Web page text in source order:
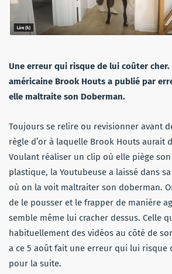
Une erreur qui risque de lui coûter cher.
américaine Brook Houts a publié par
elle maltraite son Doberman.
Toujours se relire ou revisionner avant
règle d’or à laquelle Brook Houts aurait
Voulant réaliser un clip où elle piège
plastique, la Youtubeuse a laissé dans
où on la voit maltraiter son doberman.
de le pousser et le frapper de manière
semble même lui cracher dessus. Celle
habituellement des vidéos au côté de
a ce 5 août fait une erreur qui lui risque
pour la suite.